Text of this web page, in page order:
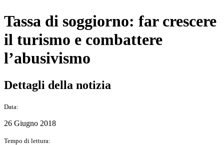
Tassa di soggiorno: far crescere
il turismo e combattere
l’abusivismo
Dettagli della notizia
Data:
26 Giugno 2018
Tempo di lettura: